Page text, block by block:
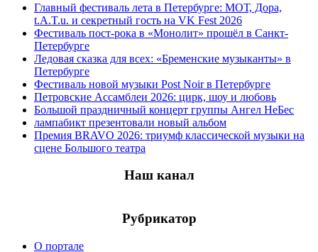
Главный фестиваль лета в Петербурге: МОТ, Дора,
t.A.T.u. и секретный гость на VK Fest 2026
Фестиваль пост-рока в «Монолит» прошёл в Санкт-
Петербурге
Ледовая сказка для всех: «Бременские музыканты» в
Петербурге
Фестиваль новой музыки Post Noir в Петербурге
Петровские Ассамблеи 2026: цирк, шоу и любовь
Большой праздничный концерт группы Ангел НеБес
лампабикт презентовали новый альбом
Премия BRAVO 2026: триумф классической музыки на
сцене Большого театра
Наш канал
Рубрикатор
О портале